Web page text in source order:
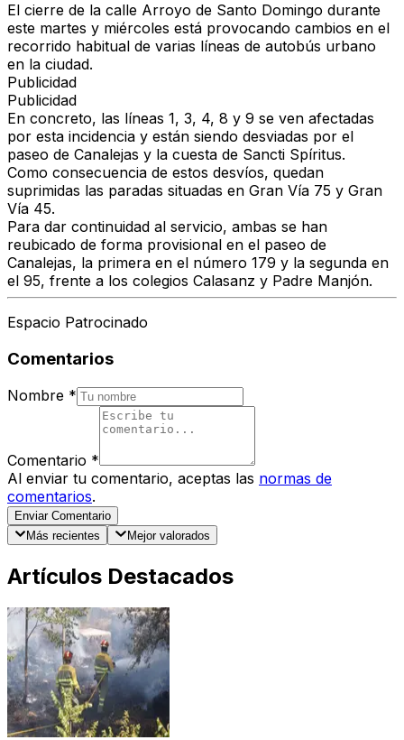
El cierre de la calle Arroyo de Santo Domingo durante
este martes y miércoles está provocando cambios en el
recorrido habitual de varias líneas de autobús urbano
en la ciudad.
Publicidad
Publicidad
En concreto, las líneas 1, 3, 4, 8 y 9 se ven afectadas
por esta incidencia y están siendo desviadas por el
paseo de Canalejas y la cuesta de Sancti Spíritus.
Como consecuencia de estos desvíos, quedan
suprimidas las paradas situadas en Gran Vía 75 y Gran
Vía 45.
Para dar continuidad al servicio, ambas se han
reubicado de forma provisional en el paseo de
Canalejas, la primera en el número 179 y la segunda en
el 95, frente a los colegios Calasanz y Padre Manjón.
Espacio Patrocinado
Comentarios
Nombre *
Comentario *
Al enviar tu comentario, aceptas las normas de
comentarios.
Enviar Comentario
Más recientes
Mejor valorados
Artículos Destacados